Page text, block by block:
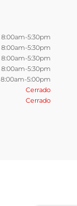
8:00am-5:30pm
8:00am-5:30pm
8:00am-5:30pm
8:00am-5:30pm
8:00am-5:00pm
Cerrado
Cerrado